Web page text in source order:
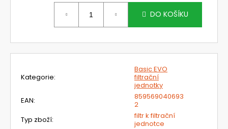
DO KOŠÍKU
Kategorie:
Basic EVO
filtrační
jednotky
EAN:
859569040693
2
Typ zboží:
filtr k filtrační
jednotce
m
e
UNIVERZÁLNÍ